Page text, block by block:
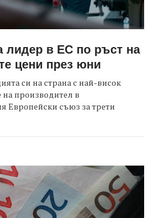
лидер в ЕС по ръст на
цени през юни
си на страна с най-висок
производител в
Европейски съюз за трети